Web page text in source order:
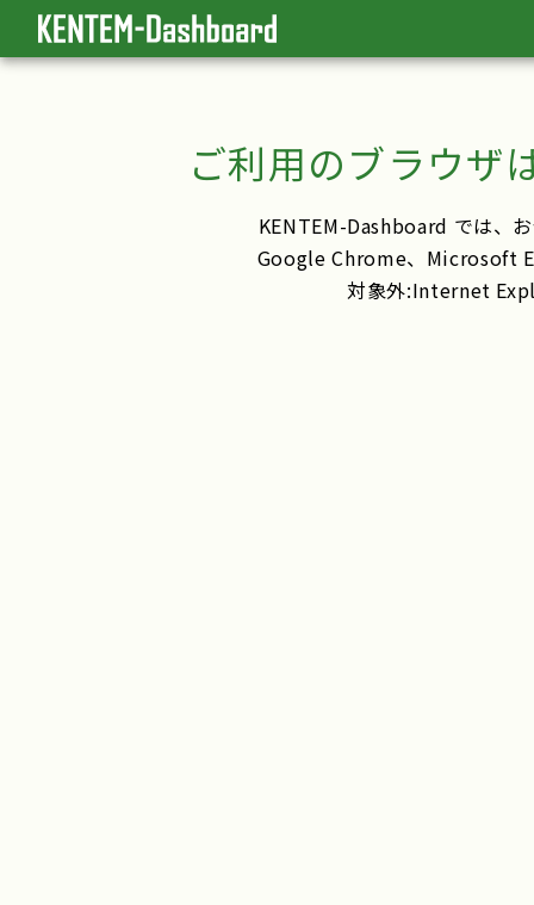
ご利用のブラウザ
KENTEM-Dashboard では、
Google Chrome、Microsoft
対象外:Internet